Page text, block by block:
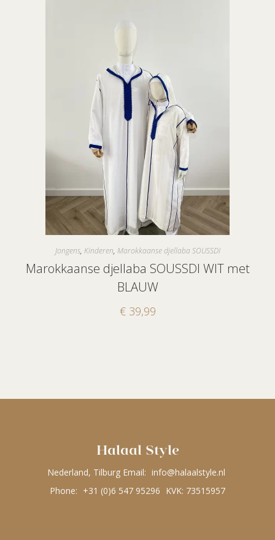
Jongens, Kinderen, Marokkaanse djellaba SOUSSDI
Marokkaanse djellaba SOUSSDI WIT met
BLAUW
€39,99
Halaal Style
Nederland, Tilburg Email: info@halaalstyle.nl
Phone: +31 (0)6 547 95296 KVK: 73515957